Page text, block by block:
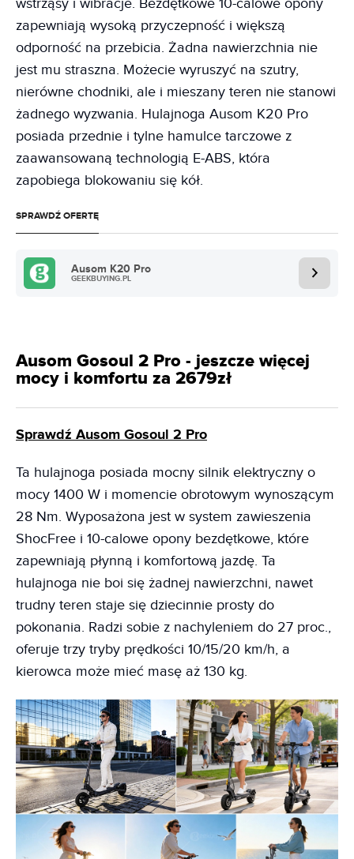
zapewniają wysoką przyczepność i większą
odporność na przebicia. Żadna nawierzchnia nie
jest mu straszna. Możecie wyruszyć na szutry,
nierówne chodniki, ale i mieszany teren nie stanowi
żadnego wyzwania. Hulajnoga Ausom K20 Pro
posiada przednie i tylne hamulce tarczowe z
zaawansowaną technologią E-ABS, która
zapobiega blokowaniu się kół.
SPRAWDŹ OFERTĘ
Ausom K20 Pro
GEEKBUYING.PL
Ausom Gosoul 2 Pro - jeszcze więcej
mocy i komfortu za 2679zł
Sprawdź Ausom Gosoul 2 Pro
Ta hulajnoga posiada mocny silnik elektryczny o
mocy 1400 W i momencie obrotowym wynoszącym
28 Nm. Wyposażona jest w system zawieszenia
ShocFree i 10-calowe opony bezdętkowe, które
zapewniają płynną i komfortową jazdę. Ta
hulajnoga nie boi się żadnej nawierzchni, nawet
trudny teren staje się dziecinnie prosty do
pokonania. Radzi sobie z nachyleniem do 27 proc.,
oferuje trzy tryby prędkości 10/15/20 km/h, a
kierowca może mieć masę aż 130 kg.